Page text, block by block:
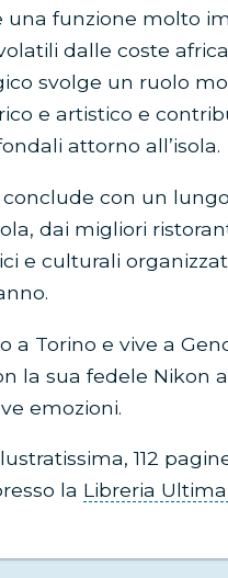
una funzione molto
dalle coste
svolge un ruolo
e artistico e
attorno all’isola.
conclude con un
dai migliori
e culturali
a Torino e vive a
la sua fedele Nikon
emozioni.
112
la Libreria